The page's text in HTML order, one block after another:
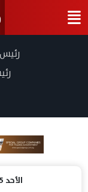
الأحد 25 ديسمبر 2022 | 09:43 م